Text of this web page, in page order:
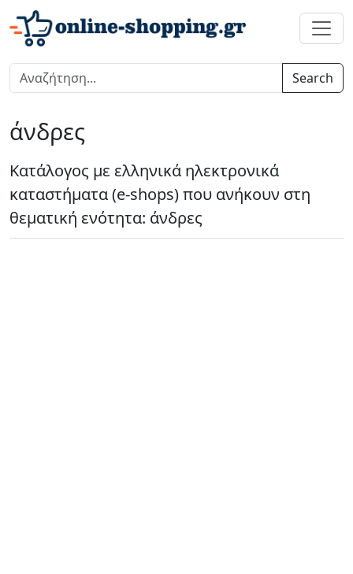
Search
άνδρες
Κατάλογος με ελληνικά ηλεκτρονικά
καταστήματα (e-shops) που ανήκουν στη
θεματική ενότητα: άνδρες